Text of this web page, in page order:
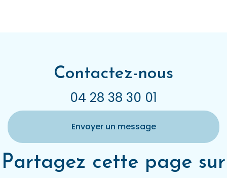
Contactez-nous
04 28 38 30 01
Envoyer un message
Partagez cette page sur